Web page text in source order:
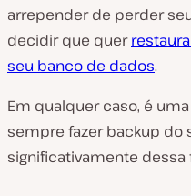
arrepender de perder
decidir que quer
seu banco de dados.
Em qualquer caso, é
sempre fazer backup do
significativamente dessa